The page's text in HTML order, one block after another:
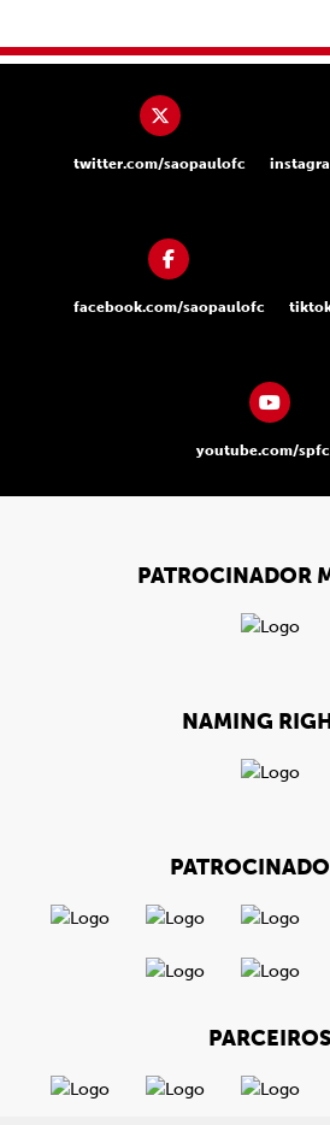
twitter.com/saopaulofc
facebook.com/saopaulofc
youtube.com/
PATROCINADOR
NAMING
PARCEIROS